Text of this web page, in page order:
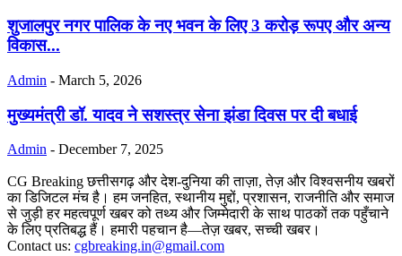
शुजालपुर नगर पालिक के नए भवन के लिए 3 करोड़ रूपए और अन्य
विकास...
Admin - March 5, 2026
मुख्यमंत्री डॉ. यादव ने सशस्त्र सेना झंडा दिवस पर दी बधाई
Admin - December 7, 2025
CG Breaking छत्तीसगढ़ और देश-दुनिया की ताज़ा, तेज़ और विश्वसनीय खबरों
का डिजिटल मंच है। हम जनहित, स्थानीय मुद्दों, प्रशासन, राजनीति और समाज
से जुड़ी हर महत्वपूर्ण खबर को तथ्य और जिम्मेदारी के साथ पाठकों तक पहुँचाने
के लिए प्रतिबद्ध हैं। हमारी पहचान है—तेज़ खबर, सच्ची खबर।
Contact us: cgbreaking.in@gmail.com